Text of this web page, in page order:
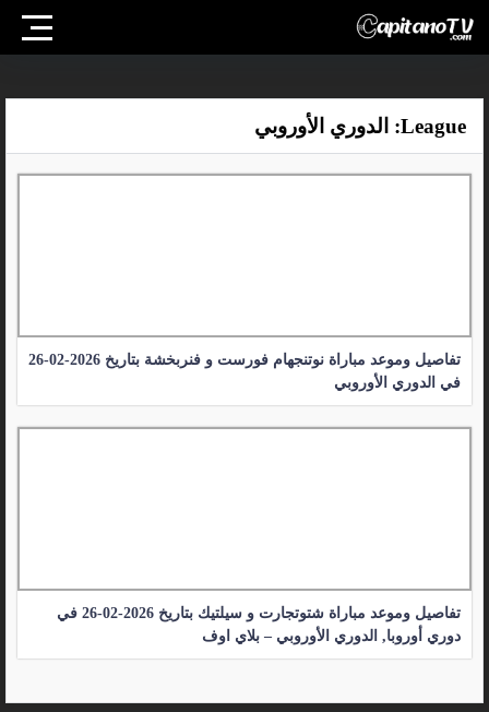
League: الدوري الأوروبي
تفاصيل وموعد مباراة نوتنجهام فورست و فنربخشة بتاريخ 2026-02-26
في الدوري الأوروبي
تفاصيل وموعد مباراة شتوتجارت و سيلتيك بتاريخ 2026-02-26 في
دوري أوروبا, الدوري الأوروبي – بلاي اوف